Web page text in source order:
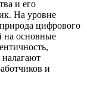
и его
На уровне
цифрового
на основные
и